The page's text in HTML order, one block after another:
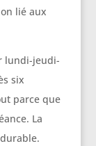
lié aux
lundi-jeudi-
six
parce que
La